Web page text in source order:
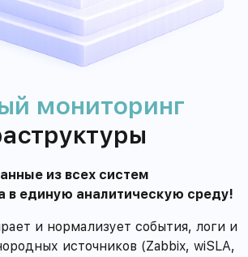
мониторинг
из всех систем
в единую аналитическую среду!
и нормализует события, логи и
источников (Zabbix, wiSLA,